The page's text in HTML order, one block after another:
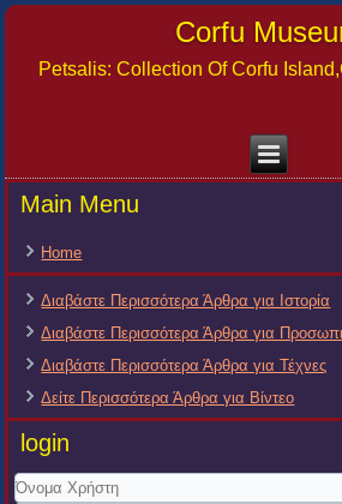
Corfu
Petsalis: Collection Of Corfu
Main Menu
Home
Διαβάστε Περισσότερα Άρθρα για Ιστορία
Διαβάστε Περισσότερα Άρθρα για
Διαβάστε Περισσότερα Άρθρα για Τέχνες
Δείτε Περισσότερα Άρθρα για Βίντεο
login